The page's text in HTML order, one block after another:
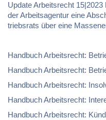
Up­date Ar­beits­recht
der Ar­beits­agen­tur ei­ne
triebs­rats über ei­ne
Hand­buch Ar­beits­recht:
Hand­buch Ar­beits­recht:
Hand­buch Ar­beits­recht:
Hand­buch Ar­beits­recht:
Hand­buch Ar­beits­recht: